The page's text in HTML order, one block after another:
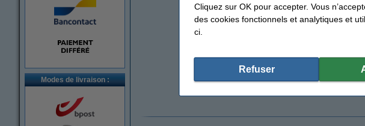
Modes de livraison :
Cliquez sur OK pour accepter. Vous
des cookies fonctionnels et analytiques et
ci.
Refuser